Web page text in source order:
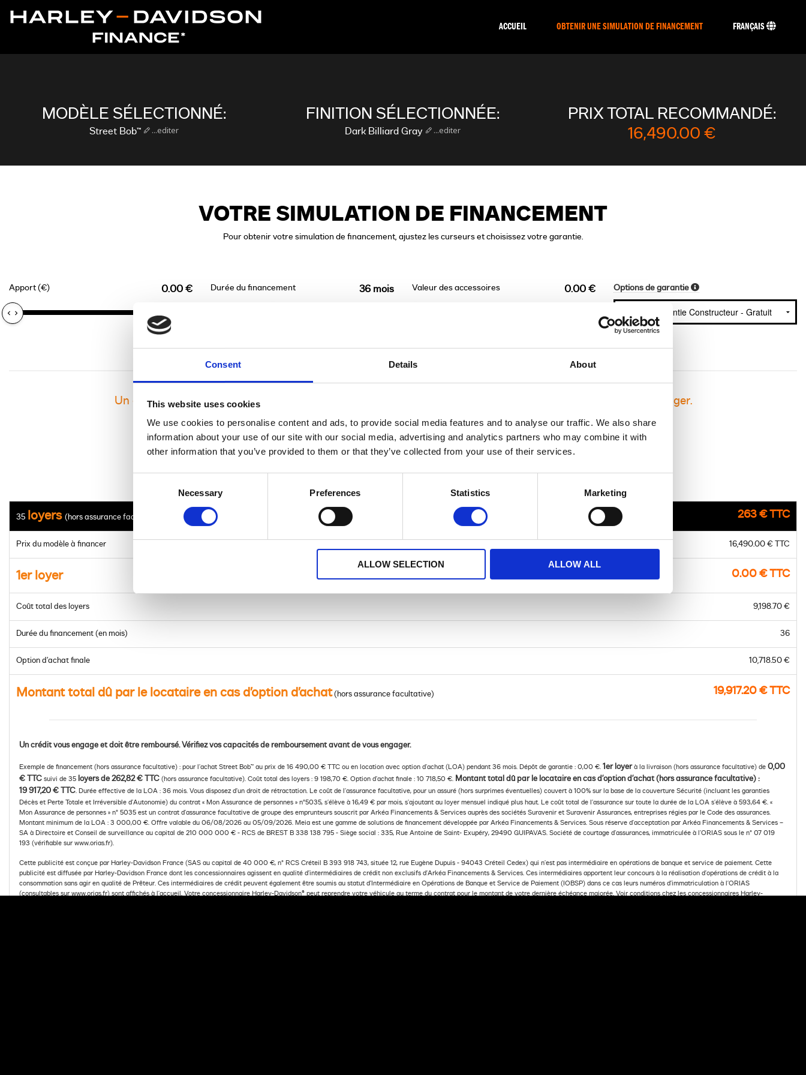
Consent Details About
This website uses cookies
We use cookies to personalise content and ads, to provide social media features and to analyse our traffic. We also share
information about your use of our site with our social media, advertising and analytics partners who may combine it with
other information that you’ve provided to them or that they’ve collected from your use of their services.
Necessary Preferences Statistics Marketing
ALLOW SELECTION ALLOW ALL
ACCUEIL OBTENIR UNE SIMULATION DE FINANCEMENT FRANÇAIS
MODÈLE SÉLECTIONNÉ:
Street Bob™ ...editer
FINITION SÉLECTIONNÉE:
Dark Billiard Gray ...editer
PRIX TOTAL RECOMMANDÉ:
16,490.00 €
VOTRE SIMULATION DE FINANCEMENT
Pour obtenir votre simulation de financement, ajustez les curseurs et choisissez votre garantie.
Apport (€) 0.00 € Durée du financement 36 mois Valeur des accessoires 0.00 € Options de garantie
Un crédit vous engage et doit être remboursé. Vérifiez vos capacités de remboursement avant de vous engager.
35 loyers(hors assurance facultative) 263 € TTC
Prix du modèle à financer 16,490.00 € TTC
1er loyer 0.00 € TTC
Coût total des loyers 9,198.70 €
Durée du financement (en mois) 36
Option d’achat finale 10,718.50 €
Montant total dû par le locataire en cas d’option d’achat(hors assurance facultative) 19,917.20 € TTC
Un crédit vous engage et doit être remboursé. Vérifiez vos capacités de remboursement avant de vous engager.
Exemple de financement (hors assurance facultative) : pour l’achat Street Bob™ au prix de 16 490,00 € TTC ou en location avec option d’achat (LOA) pendant 36 mois. Dépôt de garantie : 0,00 €. 1er loyerà la livraison (hors assurance facultative) de 0,00
€ TTC suivi de 35 loyers de 262,82 € TTC (hors assurance facultative). Coût total des loyers : 9 198,70 €. Option d’achat finale : 10 718,50 €.
Montant total dû par le locataire en cas d’option d’achat (hors assurance facultative) :
19 917,20 € TTC . Durée effective de la LOA : 36 mois. Vous disposez d’un droit de rétractation. Le coût de l’assurance facultative, pour un assuré (hors surprimes éventuelles) couvert à 100% sur la base de la couverture Sécurité (incluant les garanties
Décès et Perte Totale et Irréversible d’Autonomie) du contrat « Mon Assurance de personnes » n°5035, s’élève à 16,49 € par mois, s’ajoutant au loyer mensuel indiqué plus haut. Le coût total de l’assurance sur toute la durée de la LOA s’élève à 593,64 €. «
Mon Assurance de personnes » n° 5035 est un contrat d’assurance facultative de groupe des emprunteurs souscrit par Arkéa Financements & Services auprès des sociétés Suravenir et Suravenir Assurances, entreprises régies par le Code des assurances.
Montant minimum de la LOA : 3 000,00 €. Offre valable du 06/08/2026 au 05/09/2026. Meia est une gamme de solutions de financement développée par Arkéa Financements & Services. Sous réserve d’acceptation par Arkéa Financements & Services –
SA à Directoire et Conseil de surveillance au capital de 210 000 000 € - RCS de BREST B 338 138 795 - Siège social : 335, Rue Antoine de Saint- Exupéry, 29490 GUIPAVAS. Société de courtage d’assurances, immatriculée à l’ORIAS sous le n° 07 019
193 (vérifiable sur www.orias.fr).
Cette publicité est conçue par Harley-Davidson France (SAS au capital de 40 000 €, n° RCS Créteil B 393 918 743, située 12, rue Eugène Dupuis - 94043 Créteil Cedex) qui n’est pas intermédiaire en opérations de banque et service de paiement. Cette
publicité est diffusée par Harley-Davidson France dont les concessionnaires agissent en qualité d’intermédiaires de crédit non exclusifs d'Arkéa Financements & Services. Ces intermédiaires apportent leur concours à la réalisation d’opérations de crédit à la
consommation sans agir en qualité de Prêteur. Ces intermédiaires de crédit peuvent également être soumis au statut d’Intermédiaire en Opérations de Banque et Service de Paiement (IOBSP) dans ce cas leurs numéros d’immatriculation à l’ORIAS
(consultables sur www.orias.fr) sont affichés à l’accueil. Votre concessionnaire Harley-Davidson® peut reprendre votre véhicule au terme du contrat pour le montant de votre dernière échéance majorée. Voir conditions chez les concessionnaires Harley-